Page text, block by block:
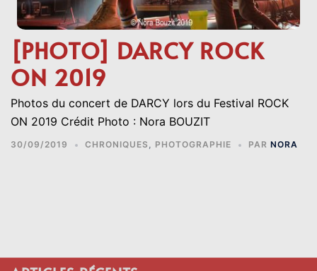
[PHOTO] DARCY ROCK
ON 2019
Photos du concert de DARCY lors du Festival ROCK
ON 2019 Crédit Photo : Nora BOUZIT
30/09/2019 CHRONIQUES , PHOTOGRAPHIE PAR NORA